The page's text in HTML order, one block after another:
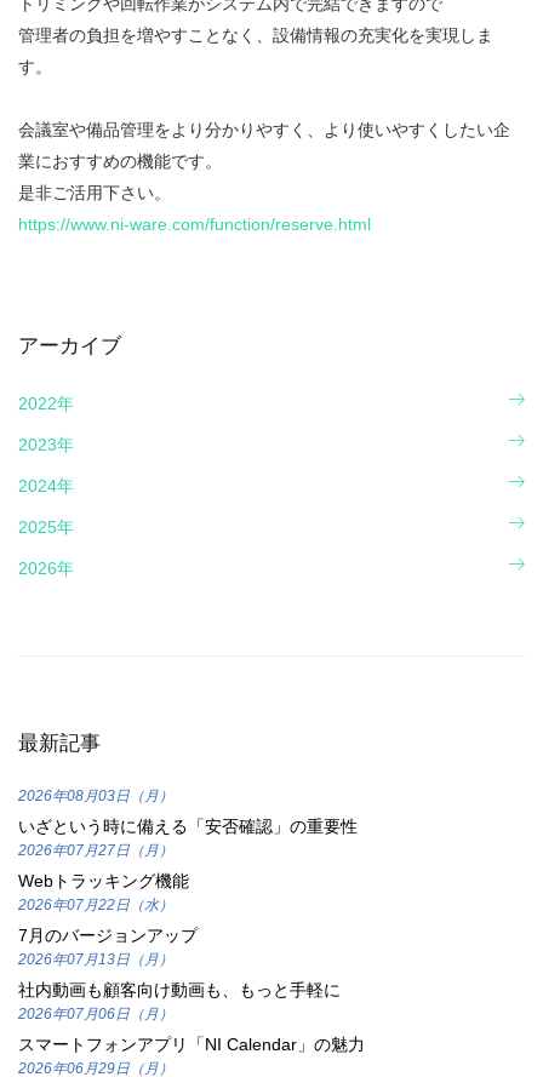
管理者の負担を増やすことなく、設備情報の充実化を実現しま
す。
会議室や備品管理をより分かりやすく、より使いやすくしたい企
業におすすめの機能です。
是非ご活用下さい。
https://www.ni-ware.com/function/reserve.html
アーカイブ
2022年
2023年
2024年
2025年
2026年
最新記事
2026年08月03日（月）
いざという時に備える「安否確認」の重要性
2026年07月27日（月）
Webトラッキング機能
2026年07月22日（水）
7月のバージョンアップ
2026年07月13日（月）
社内動画も顧客向け動画も、もっと手軽に
2026年07月06日（月）
スマートフォンアプリ「NI Calendar」の魅力
2026年06月29日（月）